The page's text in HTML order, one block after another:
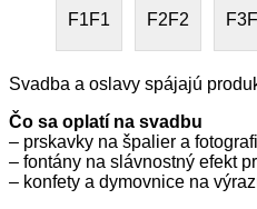
F1F1 F2F2 F3
Svadba a oslavy spájajú
Čo sa oplatí na svadbu
– prskavky na špalier a
– fontány na slávnostný efekt
– konfety a dymovnice na